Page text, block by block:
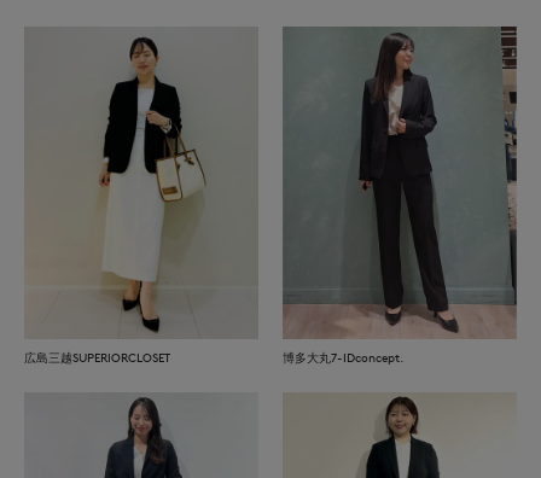
広島三越SUPERIORCLOSET 博多大丸7-IDconcept.